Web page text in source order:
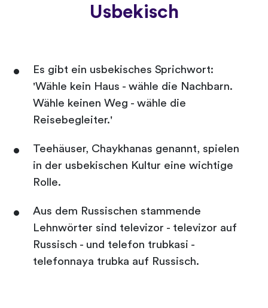
Usbekisch
Es gibt ein usbekisches Sprichwort:
'Wähle kein Haus - wähle die Nachbarn.
Wähle keinen Weg - wähle die
Reisebegleiter.'
Teehäuser, Chaykhanas genannt, spielen
in der usbekischen Kultur eine wichtige
Rolle.
Aus dem Russischen stammende
Lehnwörter sind televizor - televizor auf
Russisch - und telefon trubkasi -
telefonnaya trubka auf Russisch.